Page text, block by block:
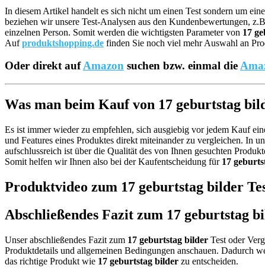
In diesem Artikel handelt es sich nicht um einen Test sondern um
beziehen wir unsere Test-Analysen aus den Kundenbewertungen,
einzelnen Person. Somit werden die wichtigsten Parameter von 17
Aufproduktshopping.de finden Sie noch viel mehr Auswahl an
Oder direkt aufAmazon suchen bzw. einmal die
Was man beim Kauf von 17 geburtstag
Es ist immer wieder zu empfehlen, sich ausgiebig vor jedem Kauf
und Features eines Produktes direkt miteinander zu vergleichen. In
aufschlussreich ist über die Qualität des von Ihnen gesuchten
Somit helfen wir Ihnen also bei der Kaufentscheidung für 17
Produktvideo zum 17 geburtstag bilder
Abschließendes Fazit zum 17 geburtstag
Unser abschließendes Fazit zum 17 geburtstag bilder Test oder
Produktdetails und allgemeinen Bedingungen anschauen. Dadurch
das richtige Produkt wie 17 geburtstag bilder zu entscheiden.